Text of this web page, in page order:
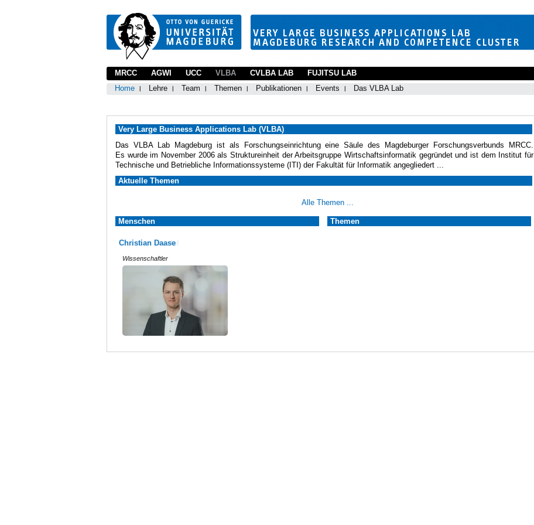
MRCC AGWI UCC
VLBA
Home
Lehre Team Themen Publikationen Events Das VLBA Lab
CVLBA LAB FUJITSU LAB
Very Large Business Applications Lab (VLBA)
Das VLBA Lab Magdeburg ist als Forschungseinrichtung eine Säule des Magdeburger Forschungsverbunds MRCC.
Es wurde im November 2006 als Struktureinheit der Arbeitsgruppe Wirtschaftsinformatik gegründet und ist dem Institut für
Technische und Betriebliche Informationssysteme (ITI) der Fakultät für Informatik angegliedert ...
Aktuelle Themen
Alle Themen ...
Menschen
Christian Daase
Wissenschaftler
Themen